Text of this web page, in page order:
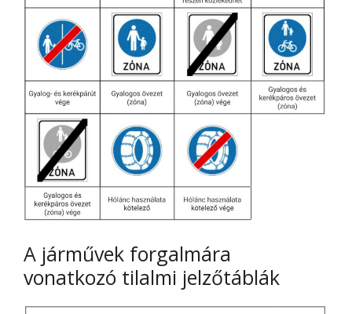
A járművek forgalmára
vonatkozó tilalmi jelzőtáblák